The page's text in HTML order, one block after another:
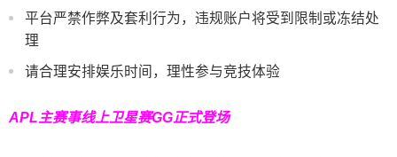
平台严禁作弊及套利行为，违规账户将受到限制或冻结处
理
请合理安排娱乐时间，理性参与竞技体验
APL主赛事线上卫星赛GG正式登场